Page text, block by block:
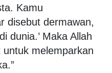
Kamu
disebut dermawan,
dunia.’ Maka Allah
melemparkan